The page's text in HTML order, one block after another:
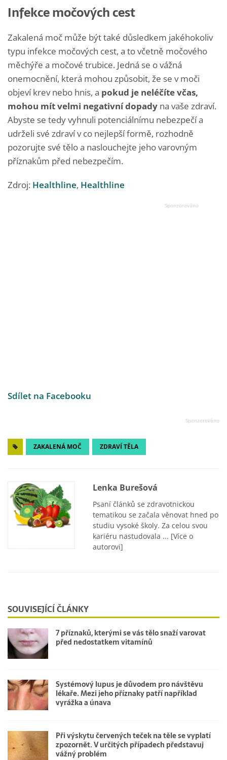
Infekce močových cest
Zakalená moč může být také důsledkem jakéhokoliv
typu infekce močových cest, a to včetně močového
měchýře a močové trubice. Jedná se o vážná
onemocnění, která mohou způsobit, že se v moči
objeví krev nebo hnis, a pokud je neléčíte včas,
mohou mít velmi negativní dopady na vaše zdraví.
Abyste se tedy vyhnuli potenciálnímu nebezpečí a
udrželi své zdraví v co nejlepší formě, rozhodně
pozorujte své tělo a naslouchejte jeho varovným
příznakům před nebezpečím.
Zdroj: Healthline, Healthline
Sdílet na Facebooku
ZAKALENÁ MOČ ZDRAVÍ TĚLA
Lenka Burešová
Psaní článků se zdravotnickou
tematikou se začala věnovat hned po
studiu vysoké školy. Za celou svou
kariéru nastudovala ... [Více o
autorovi]
SOUVISEJÍCÍ ČLÁNKY
7 příznaků, kterými se vás tělo snaží varovat
před nedostatkem vitamínů
Systémový lupus je důvodem pro návštěvu
lékaře. Mezi jeho příznaky patří například
vyrážka a únava
Při výskytu červených teček na těle se vyplatí
zpozornět. V určitých případech představuj
vážný problém